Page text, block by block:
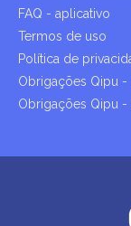
FAQ - aplicativo
Termos de uso
Política de
Obrigações Qipu -
Obrigações Qipu -